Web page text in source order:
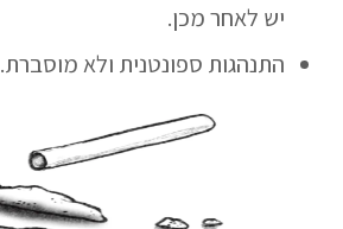
יש לאחר מכן.
התנהגות ספונטנית ולא מוסברת.